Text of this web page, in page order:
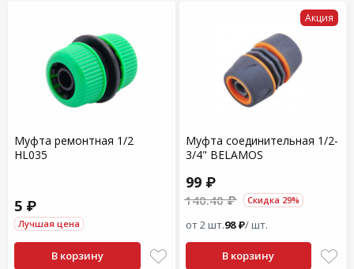
Муфта ремонтная 1/2
HL035
5 ₽
Лучшая цена
В корзину
Акция
Муфта соединительная 1/2-
3/4" BELAMOS
99 ₽
140.40 ₽ Скидка 29%
от 2 шт.98 ₽/ шт.
В корзину